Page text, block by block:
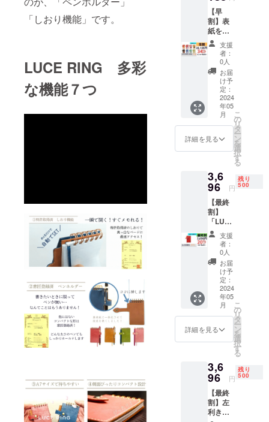
「しおり機能」です。
LUCE RING 多彩
な機能７つ
備リン
グ、予
備しお
り、和
柄厚紙1
枚(柄は
ランダ
ム)、白
厚紙2枚
（一般
販売価
24,750
円より
7,672円
【早
割】表
紙を着
せ替え
出来る
「LUCE
RING
dress」
全色
セット
レッ
ド、ブ
ルー、
キャメ
ル、サ
クラ、
ン、ボ
ル
ドー、
アク
ア、ブ
ラック
の8色
セット
です。
付属品
(1冊に
つき)：
交換リ
フィル
枚)、ス
ティッ
備しお
り、和
柄厚紙1
枚(柄は
ランダ
ム)、白
支援
者：
0人
お届
け予
定：
2024
年05
月
詳細を見る
こ
の
リ
タ
ー
ン
を
選
択
す
る
3,6
96 円
残り
500
【最終
割】
「LUCE
RING」
１冊 付
属品：
交換リ
フィル
枚)、ス
ティッ
ク、予
備リン
グ、予
備しお
り （一
価格
4,620円
より924
円お
得）
支援
者：
0人
お届
け予
定：
2024
年05
月
詳細を見る
こ
の
リ
タ
ー
ン
を
選
択
す
る
3,6
96 円
残り
500
【最終
割】左
利きの